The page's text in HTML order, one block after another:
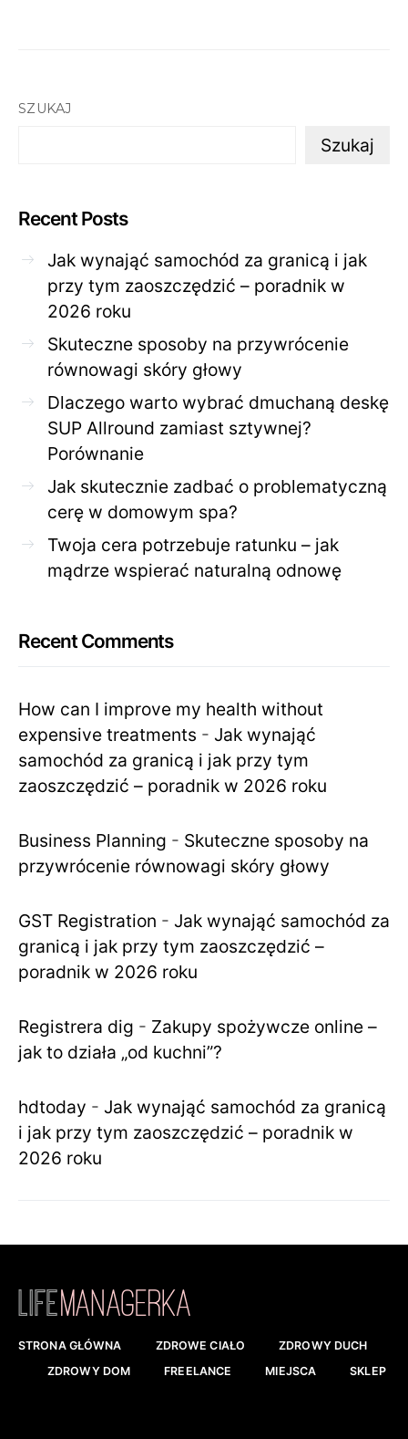
SZUKAJ
Szukaj
Recent Posts
Jak wynająć samochód za granicą i jak
przy tym zaoszczędzić – poradnik w
2026 roku
Skuteczne sposoby na przywrócenie
równowagi skóry głowy
Dlaczego warto wybrać dmuchaną deskę
SUP Allround zamiast sztywnej?
Porównanie
Jak skutecznie zadbać o problematyczną
cerę w domowym spa?
Twoja cera potrzebuje ratunku – jak
mądrze wspierać naturalną odnowę
Recent Comments
How can I improve my health without
expensive treatments - Jak wynająć
samochód za granicą i jak przy tym
zaoszczędzić – poradnik w 2026 roku
Business Planning - Skuteczne sposoby na
przywrócenie równowagi skóry głowy
GST Registration - Jak wynająć samochód za
granicą i jak przy tym zaoszczędzić –
poradnik w 2026 roku
Registrera dig - Zakupy spożywcze online –
jak to działa „od kuchni”?
hdtoday - Jak wynająć samochód za granicą
i jak przy tym zaoszczędzić – poradnik w
2026 roku
STRONA GŁÓWNA ZDROWE CIAŁO
ZDROWY DUCH
ZDROWY DOM
FREELANCE MIEJSCA SKLEP